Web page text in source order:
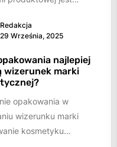
sprawiają, że
Redakcja
29 Września, 2025
najlepiej
wizerunek marki
opakowania w
wizerunku marki
kosmetyku